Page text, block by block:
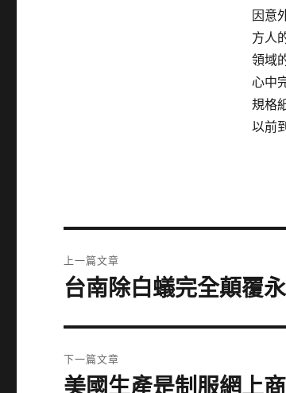
因意
方人
領域
心中
規格
以前
章
上一篇文章
上
篇
文
章:
台南除白蟻完全顛覆
下一篇文章
下
美國生產是制服網上